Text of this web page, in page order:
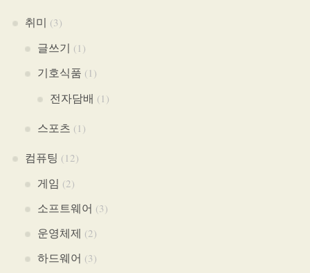
취미 (3)
글쓰기 (1)
기호식품 (1)
전자담배 (1)
스포츠 (1)
컴퓨팅 (12)
게임 (2)
소프트웨어 (3)
운영체제 (2)
하드웨어 (3)